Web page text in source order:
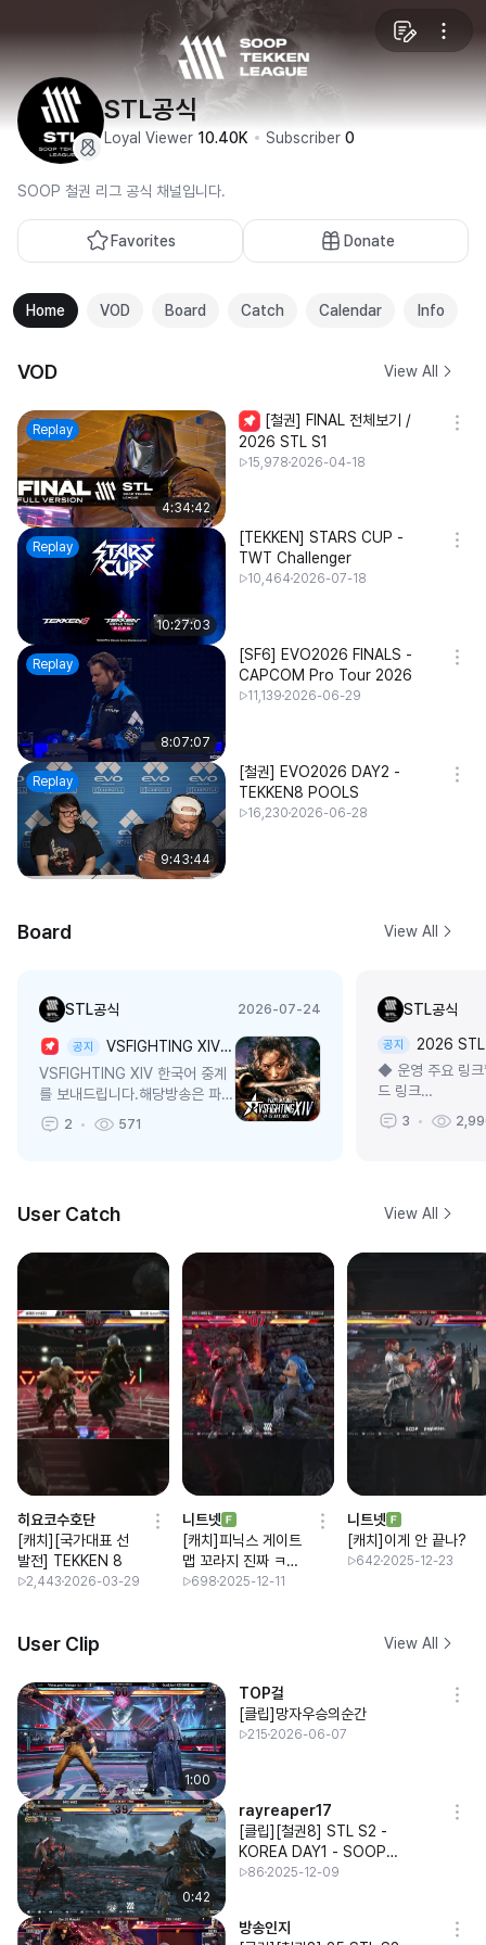
STL공식
Loyal Viewer 10.40K Subscriber 0
SOOP 철권 리그 공식 채널입니다.
Favorites Donate
Home VOD Board Catch Calendar Info
VOD View All
Replay
4:34:42
[철권] FINAL 전체보기 /
2026 STL S1
15,978 2026-04-18
Replay
10:27:03
[TEKKEN] STARS CUP -
TWT Challenger
10,464 2026-07-18
Replay
8:07:07
[SF6] EVO2026 FINALS -
CAPCOM Pro Tour 2026
11,139 2026-06-29
Replay
9:43:44
[철권] EVO2026 DAY2 -
TEKKEN8 POOLS
16,230 2026-06-28
Board View All
STL공식 2026-07-24
공지
VSFIGHTING XIV 한국어 중계 안내 (7.27)
VSFIGHTING XIV 한국어 중계
를 보내드립니다.해당방송은 파트
너 스트리머 [스피릿제로 채널]
에서 방송됩니다.■
2 571
STL공식
공지
2026 STL
◆ 운영 주요 링
드 링크
https://
* 대진표 및 참가
3
User Catch View All
히요코수호단
[캐치][국가대표 선
발전] TEKKEN 8
2,443 2026-03-29
니트넷
[캐치]피닉스 게이트
맵 꼬라지 진짜 ㅋㅋ
ㅋ698 2025-12-11
니트넷
[캐치]이게 안 끝나?
642 2025-12-23
User Clip View All
1:00
TOP걸
[클립]망자우승의순간
215 2026-06-07
0:42
rayreaper17
[클립][철권8] STL S2 -
KOREA DAY1 - SOOP
TEKKEN LEAGUE
86 2025-12-09
방송인지